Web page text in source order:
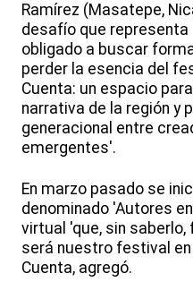
Ramírez (Masatepe,
desafío que representa
obligado a buscar
perder la esencia del
Cuenta: un espacio
narrativa de la región y
generacional entre
emergentes'.
En marzo pasado se
denominado 'Autores
virtual 'que, sin
será nuestro festival
Cuenta, agregó.